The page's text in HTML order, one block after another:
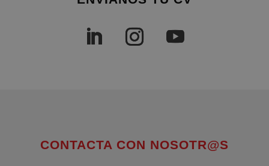
CONTACTA CON NOSOTR@S